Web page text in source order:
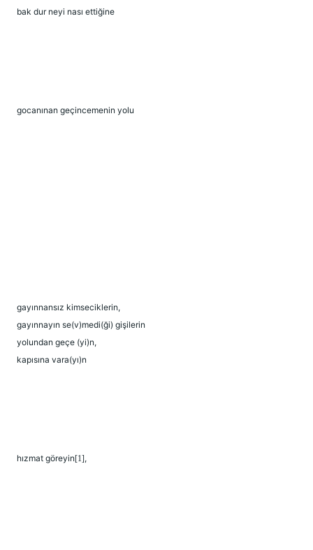
bak dur neyi nası ettiğine
gocanınan geçincemenin yolu
gayınnansız kimseciklerin,
gayınnayın se(v)medi(ği) gişilerin
yolundan geçe (yi)n,
kapısına vara(yı)n
hızmat göreyin[1],